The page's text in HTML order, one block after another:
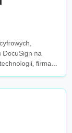
DocuSign na
firma...